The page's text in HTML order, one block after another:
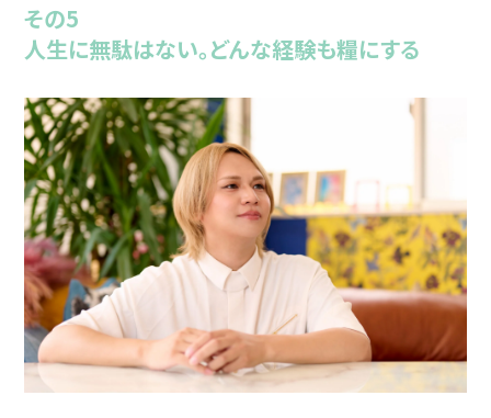
その5
人生に無駄はない。どんな経験も糧にする